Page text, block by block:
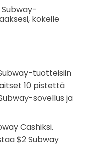
kokeile
tuotteisiin
10 pistettä
sovellus ja
Cashiksi.
$2 Subway